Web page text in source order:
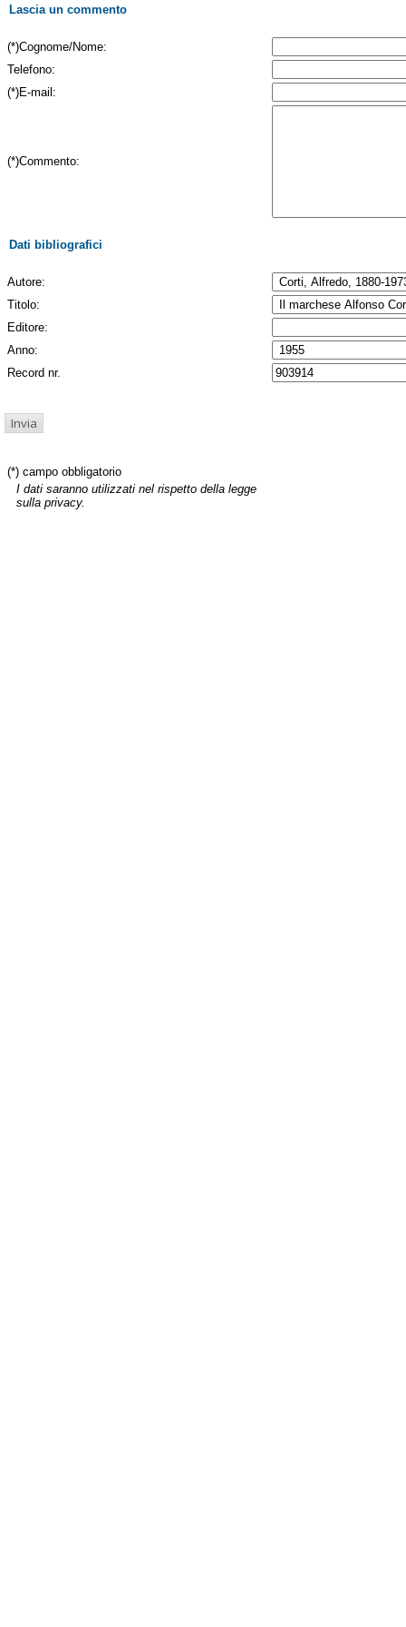
Lascia un commento
(*)Cognome/Nome:
Telefono:
(*)E-mail:
(*)Commento:
Dati bibliografici
Autore:
Titolo:
Editore:
Anno:
Record nr.
(*) campo obbligatorio
I dati saranno utilizzati nel rispetto della legge
sulla privacy.